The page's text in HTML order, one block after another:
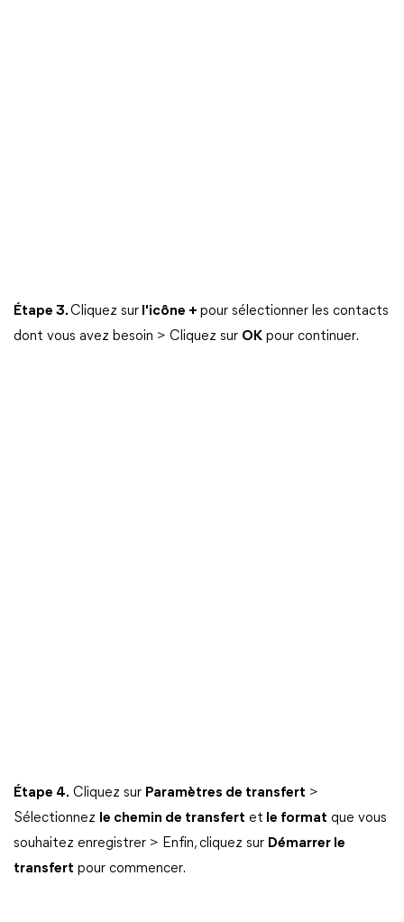
Étape 3.Cliquez sur l'icône + pour sélectionner les contacts
dont vous avez besoin > Cliquez sur OK pour continuer.
Étape 4. Cliquez sur Paramètres de transfert >
Sélectionnez le chemin de transfert et le format que vous
souhaitez enregistrer > Enfin, cliquez sur Démarrer le
transfert pour commencer.